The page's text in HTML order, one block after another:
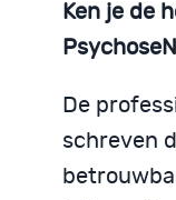
Ken je de
De
schreven